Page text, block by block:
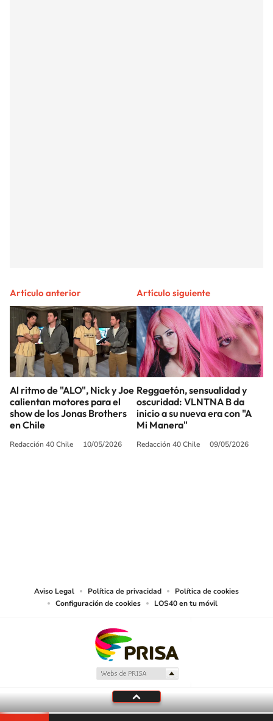
Artículo anterior
Al ritmo de "ALO", Nick y Joe
calientan motores para el
show de los Jonas Brothers
en Chile
Redacción 40 Chile 10/05/2026
Artículo siguiente
Reggaetón, sensualidad y
oscuridad: VLNTNA B da
inicio a su nueva era con "A
Mi Manera"
Redacción 40 Chile 09/05/2026
Aviso Legal Política de privacidad
Política de cookies
Configuración de cookies
LOS40 en tu móvil